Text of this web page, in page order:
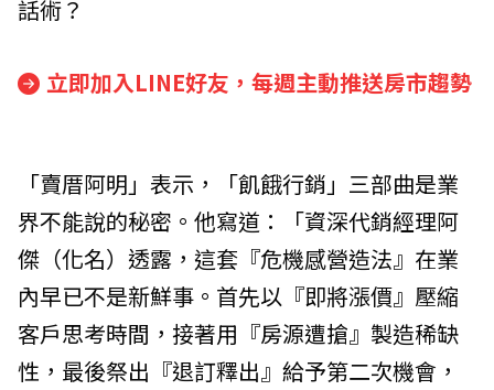
話術？
立即加入LINE好友，每週主動推送房市趨勢
「賣厝阿明」表示，「飢餓行銷」三部曲是業
界不能說的秘密。他寫道：「資深代銷經理阿
傑（化名）透露，這套『危機感營造法』在業
內早已不是新鮮事。首先以『即將漲價』壓縮
客戶思考時間，接著用『房源遭搶』製造稀缺
性，最後祭出『退訂釋出』給予第二次機會，